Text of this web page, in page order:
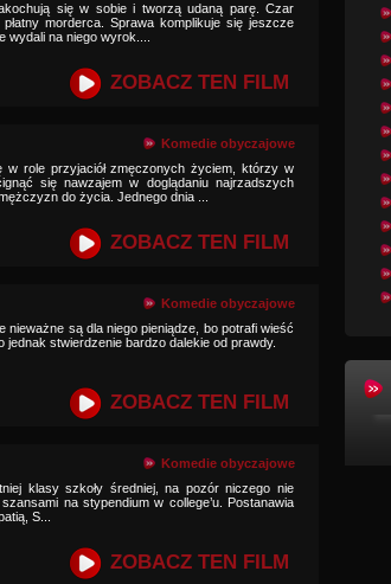
się w sobie i tworzą udaną parę. Czar
morderca. Sprawa komplikuje się jeszcze
na niego wyrok....
ZOBACZ TEN FILM
Komedie obyczajowe
role przyjaciół zmęczonych życiem, którzy w
się nawzajem w doglądaniu najrzadszych
do życia. Jednego dnia ...
ZOBACZ TEN FILM
Komedie obyczajowe
nieważne są dla niego pieniądze, bo potrafi wieść
stwierdzenie bardzo dalekie od prawdy.
ZOBACZ TEN FILM
Komedie obyczajowe
klasy szkoły średniej, na pozór niczego nie
na stypendium w college’u. Postanawia
S...
ZOBACZ TEN FILM